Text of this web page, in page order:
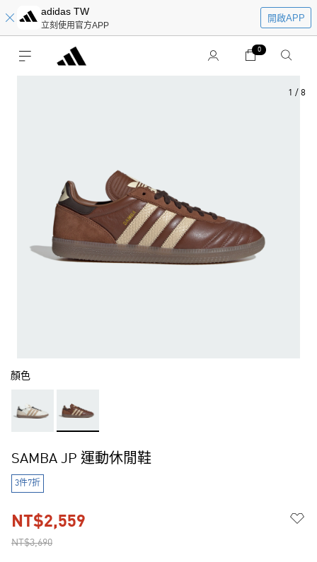
adidas TW
立刻使用官方APP
開啟APP
0
1 / 8
顏色
SAMBA JP 運動休閒鞋
3件7折
NT$3,690
NT$2,559